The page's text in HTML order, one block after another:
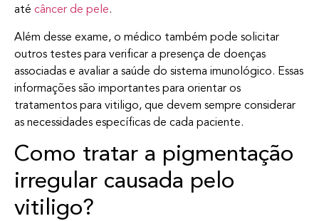
até câncer de pele.
Além desse exame, o médico também pode solicitar
outros testes para verificar a presença de doenças
associadas e avaliar a saúde do sistema imunológico. Essas
informações são importantes para orientar os
tratamentos para vitiligo, que devem sempre considerar
as necessidades específicas de cada paciente.
Como tratar a pigmentação
irregular causada pelo
vitiligo?